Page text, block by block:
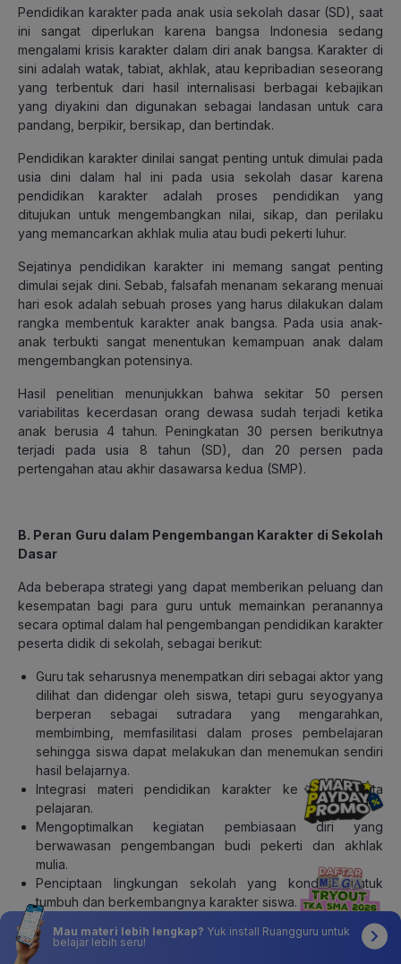
Pendidikan karakter pada anak usia sekolah dasar (SD), saat
ini sangat diperlukan karena bangsa Indonesia sedang
mengalami krisis karakter dalam diri anak bangsa. Karakter di
sini adalah watak, tabiat, akhlak, atau kepribadian seseorang
yang terbentuk dari hasil internalisasi berbagai kebajikan
yang diyakini dan digunakan sebagai landasan untuk cara
pandang, berpikir, bersikap, dan bertindak.
Pendidikan karakter dinilai sangat penting untuk dimulai pada
usia dini dalam hal ini pada usia sekolah dasar karena
pendidikan karakter adalah proses pendidikan yang
ditujukan untuk mengembangkan nilai, sikap, dan perilaku
yang memancarkan akhlak mulia atau budi pekerti luhur.
Sejatinya pendidikan karakter ini memang sangat penting
dimulai sejak dini. Sebab, falsafah menanam sekarang menuai
hari esok adalah sebuah proses yang harus dilakukan dalam
rangka membentuk karakter anak bangsa. Pada usia anak-
anak terbukti sangat menentukan kemampuan anak dalam
mengembangkan potensinya.
Hasil penelitian menunjukkan bahwa sekitar 50 persen
variabilitas kecerdasan orang dewasa sudah terjadi ketika
anak berusia 4 tahun. Peningkatan 30 persen berikutnya
terjadi pada usia 8 tahun (SD), dan 20 persen pada
pertengahan atau akhir dasawarsa kedua (SMP).
B. Peran Guru dalam Pengembangan Karakter di Sekolah
Dasar
Ada beberapa strategi yang dapat memberikan peluang dan
kesempatan bagi para guru untuk memainkan peranannya
secara optimal dalam hal pengembangan pendidikan karakter
peserta didik di sekolah, sebagai berikut:
Guru tak seharusnya menempatkan diri sebagai aktor yang
dilihat dan didengar oleh siswa, tetapi guru seyogyanya
berperan sebagai sutradara yang mengarahkan,
membimbing, memfasilitasi dalam proses pembelajaran
sehingga siswa dapat melakukan dan menemukan sendiri
hasil belajarnya.
Integrasi materi pendidikan karakter ke dalam mata
pelajaran.
Mengoptimalkan kegiatan pembiasaan diri yang
berwawasan pengembangan budi pekerti dan akhlak
mulia.
Penciptaan lingkungan sekolah yang kondusif untuk
tumbuh dan berkembangnya karakter siswa.
Menjalin kerja sama dengan orang tua siswa dan
masyarakat dalam pengembangan pendidikan karakter.
Mau materi lebih lengkap? Yuk install Ruangguru untuk
belajar lebih seru!